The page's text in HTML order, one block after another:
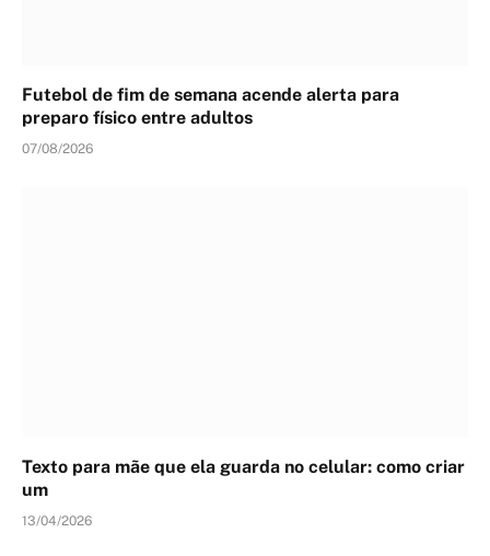
Futebol de fim de semana acende alerta para
preparo físico entre adultos
07/08/2026
Texto para mãe que ela guarda no celular: como criar
um
13/04/2026